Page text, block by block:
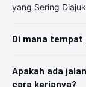
yang Sering
Di mana tempat
Apakah ada
cara kerjanya?